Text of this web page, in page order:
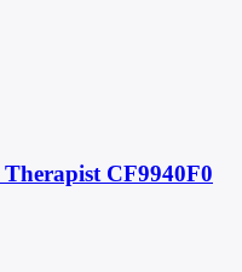
CF9940F0